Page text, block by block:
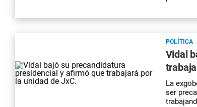
POLÍTICA
Vidal
La
ser